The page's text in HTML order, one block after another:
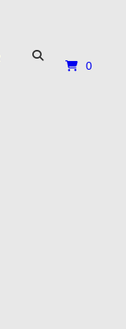
0